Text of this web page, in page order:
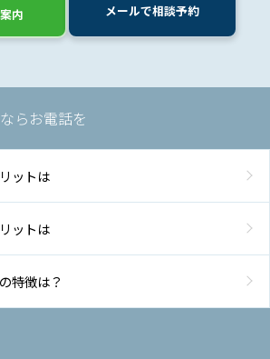
内 メールで相談予約
らお電話を
ットは
ットは
特徴は？